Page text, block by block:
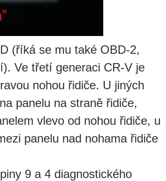
(říká se mu také OBD-2,
Ve třetí generaci CR-V je
nohou řidiče. U jiných
panelu na straně řidiče,
vlevo od nohou řidiče, u
panelu nad nohama řidiče
9 a 4 diagnostického